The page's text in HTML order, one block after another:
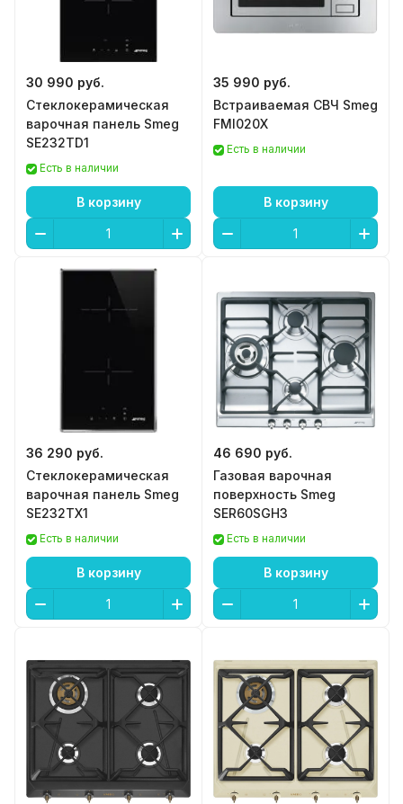
30 990 руб.
Стеклокерамическая
варочная панель Smeg
SE232TD1
Есть в наличии
В корзину
35 990 руб.
Встраиваемая СВЧ Smeg
FMI020X
Есть в наличии
В корзину
36 290 руб.
Стеклокерамическая
варочная панель Smeg
SE232TX1
Есть в наличии
В корзину
46 690 руб.
Газовая варочная
поверхность Smeg
SER60SGH3
Есть в наличии
В корзину